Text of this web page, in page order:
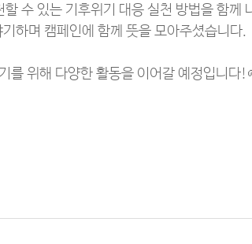
수 있는 기후위기 대응 실천 방법을 함께
하며 캠페인에 함께 뜻을 모아주셨습니다.
를 위해 다양한 활동을 이어갈 예정입니다